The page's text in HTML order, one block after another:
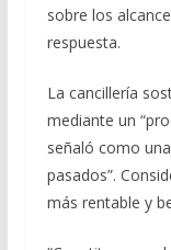
sobre los
respuesta.
La cancillería
mediante un
señaló como
pasados”.
más rentable y